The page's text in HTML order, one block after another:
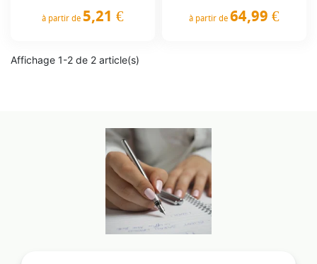
à partir de 5,21 € à partir de 64,99 €
Affichage 1-2 de 2 article(s)